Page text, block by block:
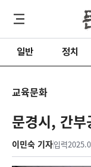
일반 정치
교육문화
문경시, 간
이민숙 기자입력